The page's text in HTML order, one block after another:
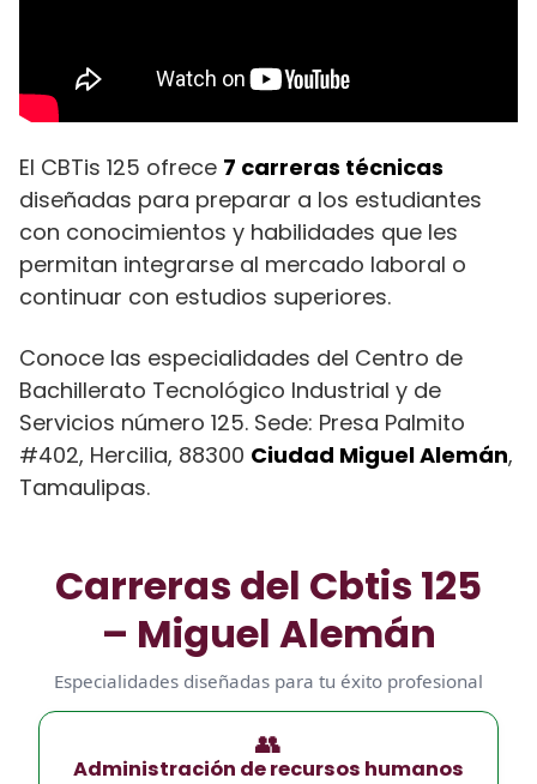
El CBTis 125 ofrece 7 carreras técnicas
diseñadas para preparar a los estudiantes
con conocimientos y habilidades que les
permitan integrarse al mercado laboral o
continuar con estudios superiores.
Conoce las especialidades del Centro de
Bachillerato Tecnológico Industrial y de
Servicios número 125. Sede: Presa Palmito
#402, Hercilia, 88300 Ciudad Miguel Alemán,
Tamaulipas.
Carreras del Cbtis 125
– Miguel Alemán
Especialidades diseñadas para tu éxito profesional
👥
Administración de recursos humanos